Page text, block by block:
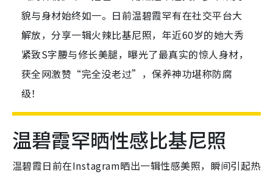
貌与身材始终如一。日前温碧霞罕有在社交平台大
解放，分享一辑火辣比基尼照，年近60岁的她大秀
紧致S字腰与修长美腿，曝光了最真实的惊人身材，
获全网激赞“完全没老过”，保养神功堪称防腐
级！
温碧霞罕晒性感比基尼照
温碧霞日前在Instagram晒出一辑性感美照，瞬间引起热